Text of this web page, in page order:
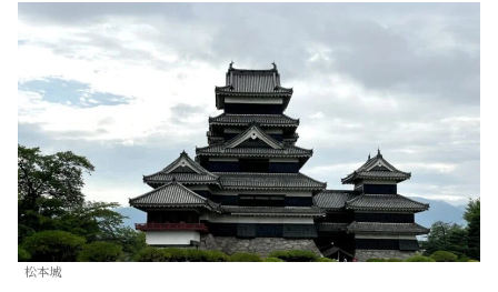
松本城